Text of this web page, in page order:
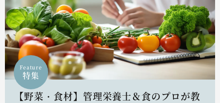
Feature
特集
【野菜・食材】管理栄養士＆食のプロが教